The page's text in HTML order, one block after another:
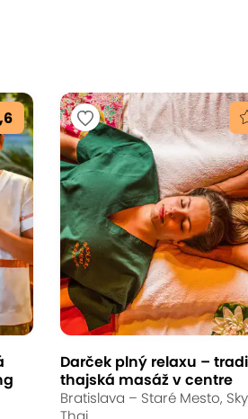
zdravie
chrbta
Darček plný relaxu –
thajská masáž v centre
Bratislava – Staré Mesto,